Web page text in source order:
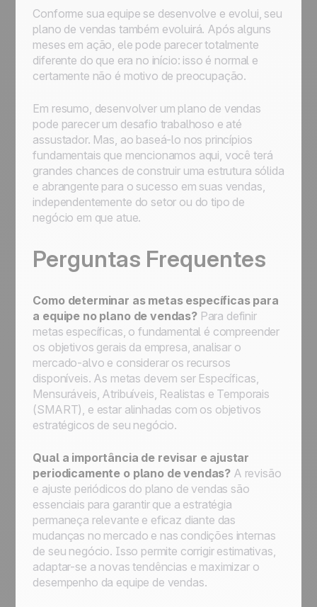
Conforme sua equipe se desenvolve e evolui, seu
plano de vendas também evoluirá. Após alguns
meses em ação, ele pode parecer totalmente
diferente do que era no início: isso é normal e
certamente não é motivo de preocupação.
Em resumo, desenvolver um plano de vendas
pode parecer um desafio trabalhoso e até
assustador. Mas, ao baseá-lo nos princípios
fundamentais que mencionamos aqui, você terá
grandes chances de construir uma estrutura sólida
e abrangente para o sucesso em suas vendas,
independentemente do setor ou do tipo de
negócio em que atue.
Perguntas Frequentes
Como determinar as metas específicas para
a equipe no plano de vendas?Para definir
metas específicas, o fundamental é compreender
os objetivos gerais da empresa, analisar o
mercado-alvo e considerar os recursos
disponíveis. As metas devem ser Específicas,
Mensuráveis, Atribuíveis, Realistas e Temporais
(SMART), e estar alinhadas com os objetivos
estratégicos de seu negócio.
Qual a importância de revisar e ajustar
periodicamente o plano de vendas? A revisão
e ajuste periódicos do plano de vendas são
essenciais para garantir que a estratégia
permaneça relevante e eficaz diante das
mudanças no mercado e nas condições internas
de seu negócio. Isso permite corrigir estimativas,
adaptar-se a novas tendências e maximizar o
desempenho da equipe de vendas.